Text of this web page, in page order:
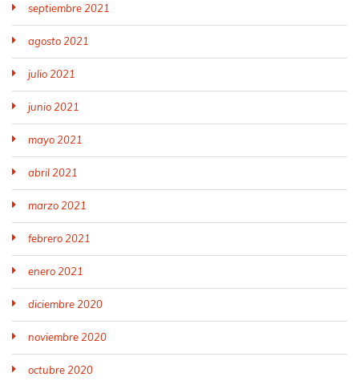
septiembre 2021
agosto 2021
julio 2021
junio 2021
mayo 2021
abril 2021
marzo 2021
febrero 2021
enero 2021
diciembre 2020
noviembre 2020
octubre 2020